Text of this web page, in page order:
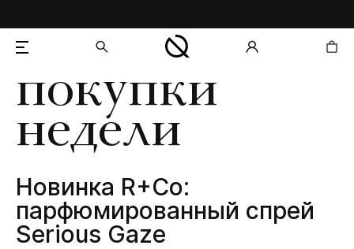
добавлен в корзину
покупки
недели
Новинка R+Co:
парфюмированный спрей
Serious Gaze